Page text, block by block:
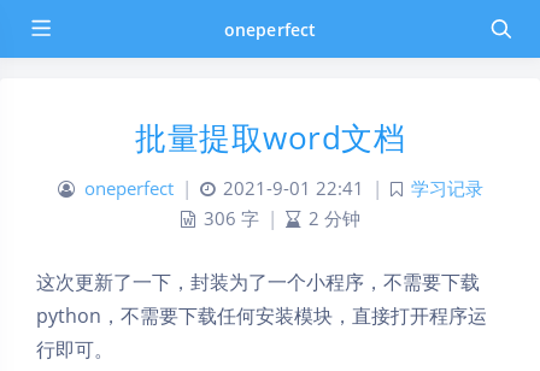
oneperfect
批量提取word文档
oneperfect | 2021-9-01 22:41 |
学习记录
306 字 | 2 分钟
这次更新了一下，封装为了一个小程序，不需要下载
python，不需要下载任何安装模块，直接打开程序运
行即可。